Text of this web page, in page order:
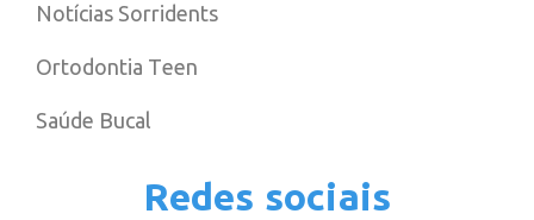
Notícias Sorridents
Ortodontia Teen
Saúde Bucal
Redes sociais